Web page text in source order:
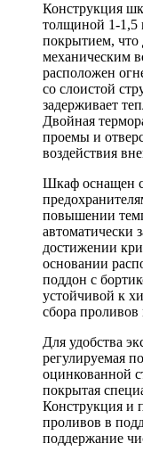
Конструкция
толщиной 1-
покрытием, что
механическим
расположен
со слоистой
задерживает
Двойная
проемы и
воздействия
Шкаф оснащен
повышении
автоматически
достижении
основании
поддон с
устойчивой к
сбора
Для удобства
регулируемая
оцинкованной
покрытая
Конструкция и
проливов в
поддержание